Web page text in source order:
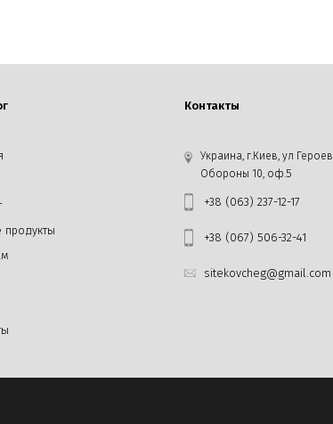
продукты
Контакты
Украина, г.Киев, ул Героев
Обороны 10, оф.5
+38 (063) 237-12-17
+38 (067) 506-32-41
sitekovcheg@gmail.com